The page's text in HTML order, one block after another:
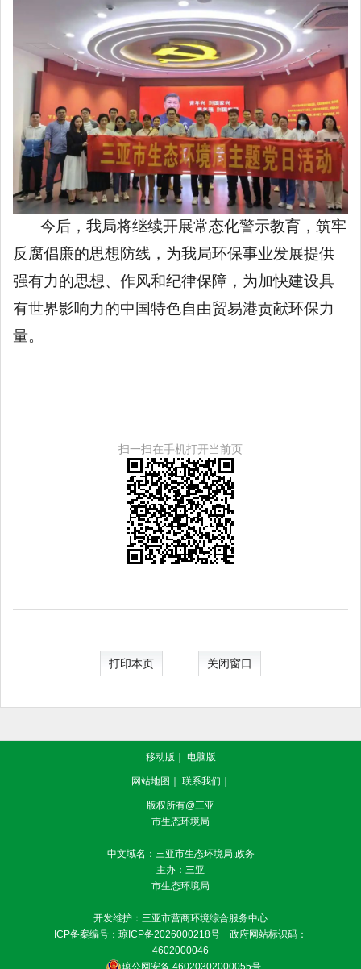
今后，我局将继续开展常态化警示教育，筑牢
反腐倡廉的思想防线，为我局环保事业发展提供
强有力的思想、作风和纪律保障，为加快建设具
有世界影响力的中国特色自由贸易港贡献环保力
量。
扫一扫在手机打开当前页
打印本页 关闭窗口
移动版 ｜ 电脑版
网站地图 ｜ 联系我们 ｜
版权所有@三亚
市生态环境局
中文域名：三亚市生态环境局.政务
主办：三亚
市生态环境局
开发维护：三亚市营商环境综合服务中心
ICP备案编号： 琼ICP备2026000218号
政府网站标识码：
4602000046
琼公网安备 46020302000055号